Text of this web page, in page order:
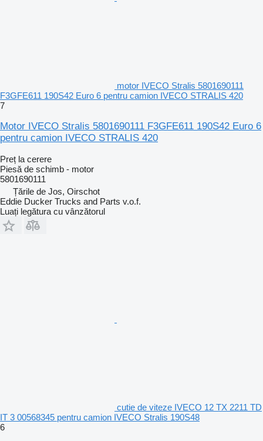
motor IVECO Stralis 5801690111
F3GFE611 190S42 Euro 6 pentru camion IVECO STRALIS 420
7
Motor IVECO Stralis 5801690111 F3GFE611 190S42 Euro 6
pentru camion IVECO STRALIS 420
Preț la cerere
Piesă de schimb - motor
5801690111
Țările de Jos, Oirschot
Eddie Ducker Trucks and Parts v.o.f.
Luați legătura cu vânzătorul
cutie de viteze IVECO 12 TX 2211 TD
IT 3 00568345 pentru camion IVECO Stralis 190S48
6